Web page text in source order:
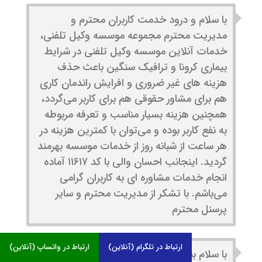
با سلام و درود خدمت کاربران محترم و
مدیریت محترم مجموعه موسسه وکیل تلفنی،
خدمات آنلاین موسسه وکیل تلفنی در شرایط
بیماری کرونا و ترافیک سنگین باعث حذف
هزینه های غیر ضروری و افرایش راندمان کاری
هم برای مشاور حقوقی هم برای کاربر می‌گردد،
همچنین هزینه بسیار مناسب و تعرفه مربوطه
به نفع کاربر بوده و می‌توان با کمترین هزینه در
هر ساعت از شبانه روز از خدمات موسسه بهرمند
گردید. اینجانب احسان والی با کد ۱۱۶۱۷ آماده
انجام خدمات مشاوره ای به کاربران گرامی
می‌باشم. با تشکر از مدیریت محترم و سایر
پرسنل محترم
با سلام بنده به شخصه درخصوص مطلبارتباط در واتساپ (آنلاین) ارتباط در تلگرام (آنلاین)